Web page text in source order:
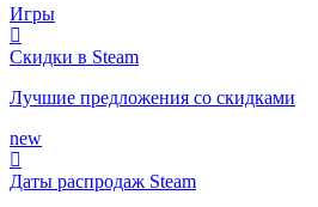
Игры
Скидки в Steam
Лучшие предложения со скидками
new
Даты распродаж Steam